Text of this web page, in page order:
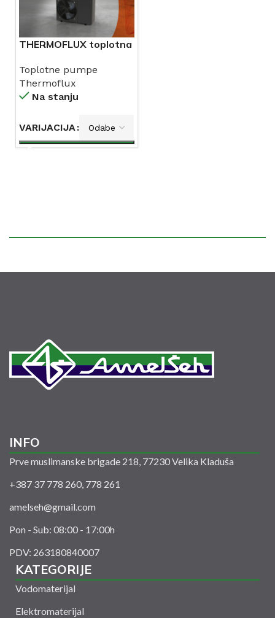
THERMOFLUX toplotna
R410A
Toplotne pumpe
Thermoflux
Na stanju
VARIJACIJA
INFO
Prve muslimanske brigade 218, 77230 Velika Kladuša
+387 37 778 260, 778 261
amelseh@gmail.com
Pon - Sub: 08:00 - 17:00h
PDV: 263180840007
KATEGORIJE
Vodomaterijal
Elektromaterijal